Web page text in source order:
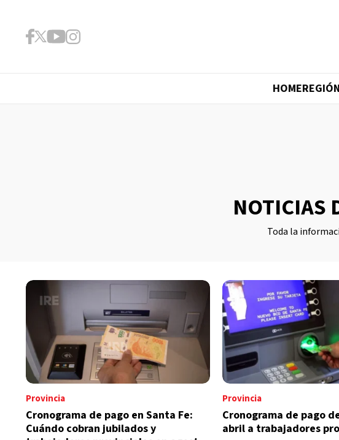
HOMEREGIÓN
NOTICIAS
Toda la
Provincia
Cronograma de pago en Santa Fe:
Cuándo cobran jubilados y
Provincia
Cronograma de pago
abril a trabajadores